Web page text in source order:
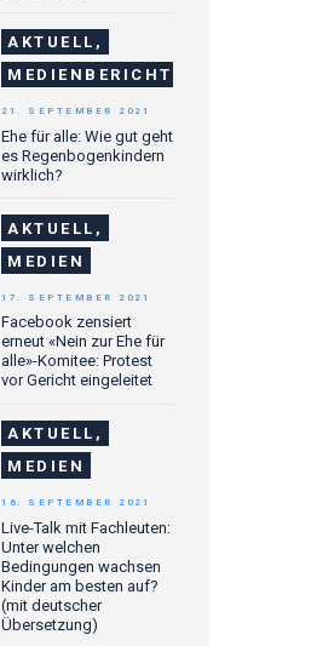
AKTUELL,
MEDIENBERICHTE
Ehe für alle: Wie gut geht
es Regenbogenkindern
wirklich?
21. SEPTEMBER 2021
AKTUELL,
MEDIEN
Facebook zensiert
erneut «Nein zur Ehe für
alle»-Komitee: Protest
vor Gericht eingeleitet
17. SEPTEMBER 2021
AKTUELL,
MEDIEN
Live-Talk mit Fachleuten:
Unter welchen
Bedingungen wachsen
Kinder am besten auf?
(mit deutscher
Übersetzung)
16. SEPTEMBER 2021